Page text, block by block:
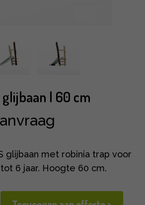
| 60 cm
glijbaan met robinia trap voor
6 jaar. Hoogte 60 cm.